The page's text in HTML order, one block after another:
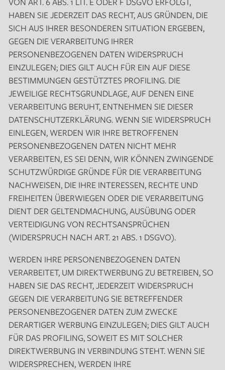
HABEN SIE JEDERZEIT DAS RECHT, AUS GRÜNDEN, DIE
SICH AUS IHRER BESONDEREN SITUATION ERGEBEN,
GEGEN DIE VERARBEITUNG IHRER
PERSONENBEZOGENEN DATEN WIDERSPRUCH
EINZULEGEN; DIES GILT AUCH FÜR EIN AUF DIESE
BESTIMMUNGEN GESTÜTZTES PROFILING. DIE
JEWEILIGE RECHTSGRUNDLAGE, AUF DENEN EINE
VERARBEITUNG BERUHT, ENTNEHMEN SIE DIESER
DATENSCHUTZERKLÄRUNG. WENN SIE WIDERSPRUCH
EINLEGEN, WERDEN WIR IHRE BETROFFENEN
PERSONENBEZOGENEN DATEN NICHT MEHR
VERARBEITEN, ES SEI DENN, WIR KÖNNEN ZWINGENDE
SCHUTZWÜRDIGE GRÜNDE FÜR DIE VERARBEITUNG
NACHWEISEN, DIE IHRE INTERESSEN, RECHTE UND
FREIHEITEN ÜBERWIEGEN ODER DIE VERARBEITUNG
DIENT DER GELTENDMACHUNG, AUSÜBUNG ODER
VERTEIDIGUNG VON RECHTSANSPRÜCHEN
(WIDERSPRUCH NACH ART. 21 ABS. 1 DSGVO).
WERDEN IHRE PERSONENBEZOGENEN DATEN
VERARBEITET, UM DIREKTWERBUNG ZU BETREIBEN, SO
HABEN SIE DAS RECHT, JEDERZEIT WIDERSPRUCH
GEGEN DIE VERARBEITUNG SIE BETREFFENDER
PERSONENBEZOGENER DATEN ZUM ZWECKE
DERARTIGER WERBUNG EINZULEGEN; DIES GILT AUCH
FÜR DAS PROFILING, SOWEIT ES MIT SOLCHER
DIREKTWERBUNG IN VERBINDUNG STEHT. WENN SIE
WIDERSPRECHEN, WERDEN IHRE